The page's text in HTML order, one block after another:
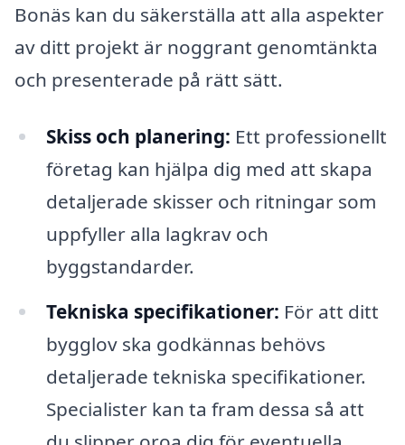
Bonäs kan du säkerställa att alla aspekter
av ditt projekt är noggrant genomtänkta
och presenterade på rätt sätt.
Skiss och planering: Ett professionellt
företag kan hjälpa dig med att skapa
detaljerade skisser och ritningar som
uppfyller alla lagkrav och
byggstandarder.
Tekniska specifikationer: För att ditt
bygglov ska godkännas behövs
detaljerade tekniska specifikationer.
Specialister kan ta fram dessa så att